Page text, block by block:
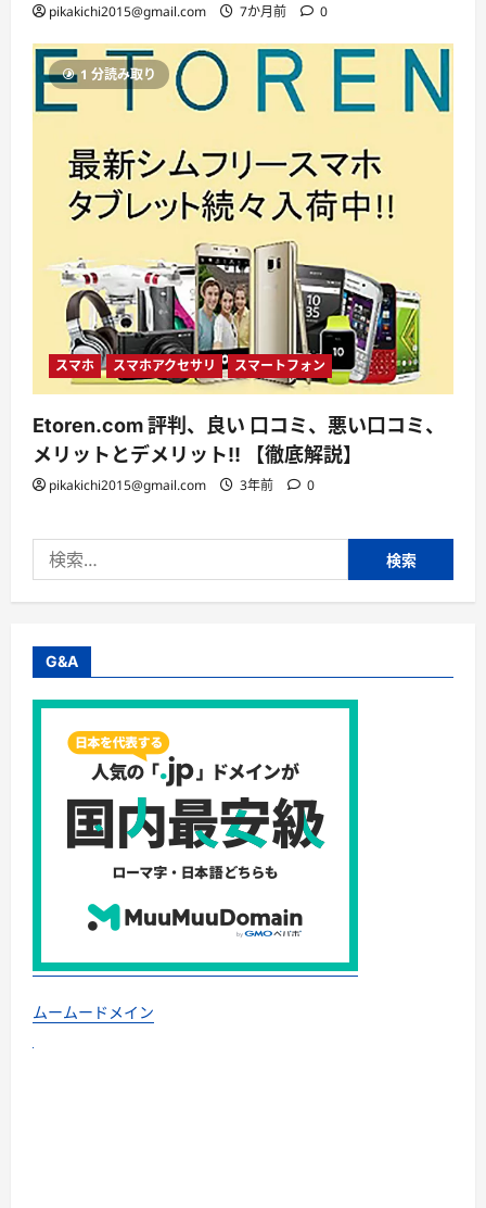
pikakichi2015@gmail.com 7か月前 0
1 分読み取り
スマホ スマホアクセサリ スマートフォン
Etoren.com 評判、良い 口コミ、悪い口コミ、
メリットとデメリット!! 【徹底解説】
pikakichi2015@gmail.com 3年前 0
索:
G&A
ムームードメイン